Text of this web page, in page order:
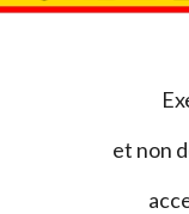
et non